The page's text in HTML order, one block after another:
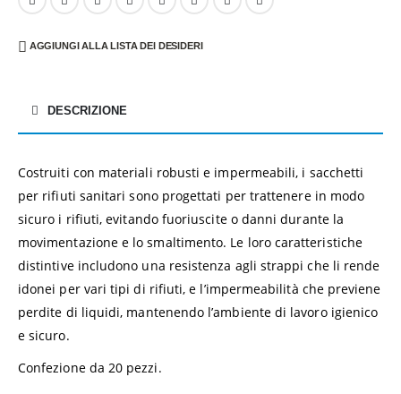
AGGIUNGI ALLA LISTA DEI DESIDERI
DESCRIZIONE
Costruiti con materiali robusti e impermeabili, i sacchetti
per rifiuti sanitari sono progettati per trattenere in modo
sicuro i rifiuti, evitando fuoriuscite o danni durante la
movimentazione e lo smaltimento. Le loro caratteristiche
distintive includono una resistenza agli strappi che li rende
idonei per vari tipi di rifiuti, e l’impermeabilità che previene
perdite di liquidi, mantenendo l’ambiente di lavoro igienico
e sicuro.
Confezione da 20 pezzi.